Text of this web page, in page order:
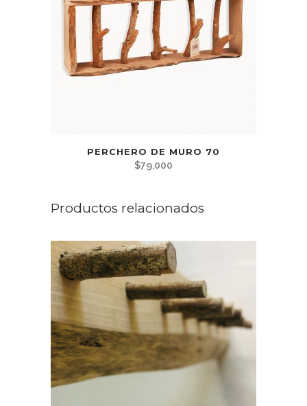
PERCHERO DE MURO 70
$79.000
Productos relacionados